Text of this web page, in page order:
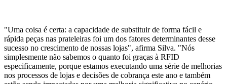
"Uma coisa é certa: a capacidade de substituir de forma fácil e
rápida peças nas prateleiras foi um dos fatores determinantes desse
sucesso no crescimento de nossas lojas", afirma Silva. "Nós
simplesmente não sabemos o quanto foi graças à RFID
especificamente, porque estamos executando uma série de melhorias
nos processos de lojas e decisões de cobrança este ano e também